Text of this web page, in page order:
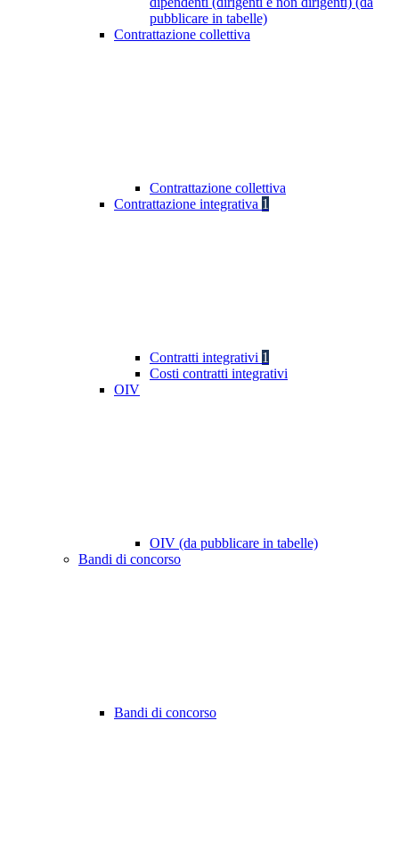
pubblicare in tabelle)
Contrattazione collettiva
Contrattazione collettiva
Contrattazione integrativa 1
Contratti integrativi 1
Costi contratti integrativi
OIV
OIV (da pubblicare in tabelle)
Bandi di concorso
Bandi di concorso